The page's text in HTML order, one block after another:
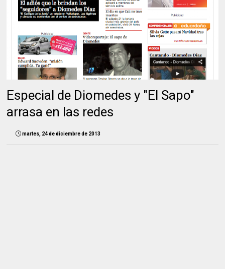
Especial de Diomedes y "El Sapo"
arrasa en las redes
martes, 24 de diciembre de 2013